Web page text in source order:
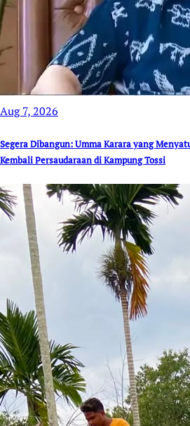
Aug 7, 2026
Segera Dibangun: Umma Karara yang
Kembali Persaudaraan di Kampung Tossi